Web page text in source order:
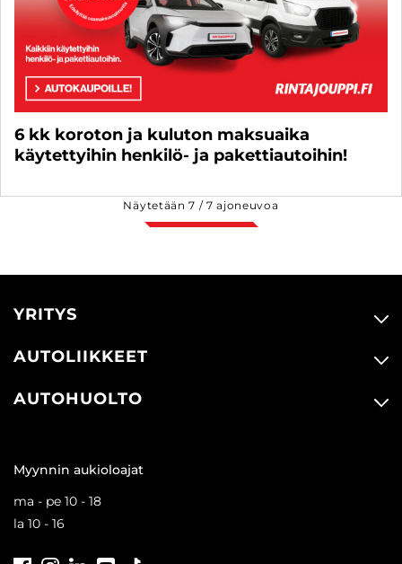
6 kk koroton ja kuluton maksuaika
käytettyihin henkilö- ja pakettiautoihin!
Näytetään7 /7 ajoneuvoa
YRITYS
AUTOLIIKKEET
AUTOHUOLTO
Myynnin aukioloajat
ma - pe 10 - 18
la 10 - 16